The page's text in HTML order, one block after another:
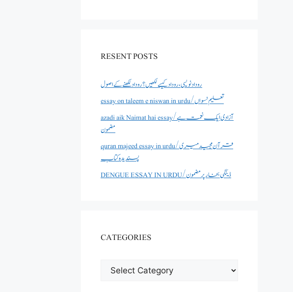
RESENT POSTS
روداد نویسی ،روداد کیسے لکھیں؟ روداد لکھنے کے اصول
essay on taleem e niswan in urdu/تعلیم نسواں
azadi aik Naimat hai essay/آزادی ایک نعمت ہے
مضمون
quran majeed essay in urdu/قرآن مجید میری
پسندیدہ کتاب
DENGUE ESSAY IN URDU/ڈینگی بخار پر مضمون
CATEGORIES
CATEGORIES